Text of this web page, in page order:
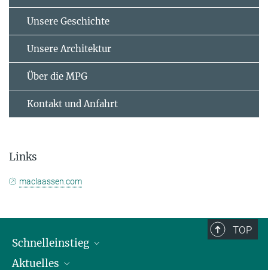
Unsere Geschichte
Unsere Architektur
Über die MPG
Kontakt und Anfahrt
Links
maclaassen.com
TOP
Schnelleinstieg
Personen
Aktuelles